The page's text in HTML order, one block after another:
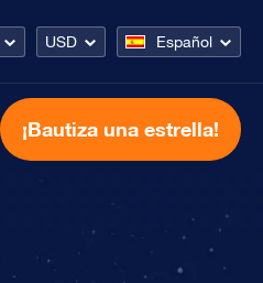
USD Español
¡Bautiza una estrella!